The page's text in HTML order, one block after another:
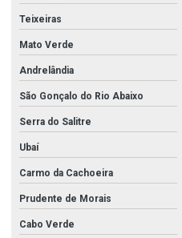
Teixeiras
Mato Verde
Andrelândia
São Gonçalo do Rio Abaixo
Serra do Salitre
Ubaí
Carmo da Cachoeira
Prudente de Morais
Cabo Verde